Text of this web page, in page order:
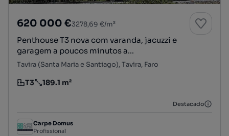
620 000 €3278,69 €/m²
Penthouse T3 nova com varanda, jacuzzi e
garagem a poucos minutos a...
Tavira (Santa Maria e Santiago), Tavira, Faro
Tipologia
T3
Preço por metro quadrado
189.1 m²
Destacado
Carpe Domus
Profissional